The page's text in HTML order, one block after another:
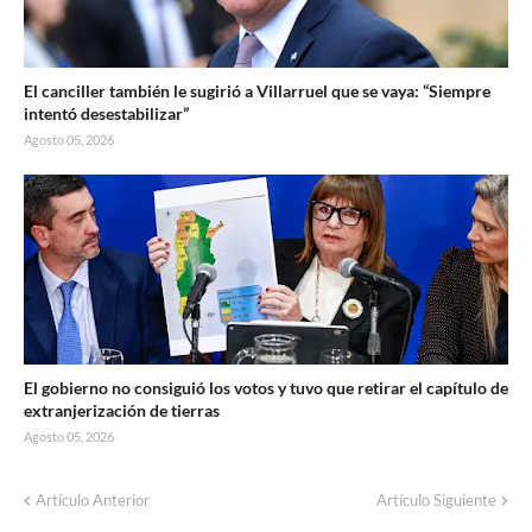
El canciller también le sugirió a Villarruel que se vaya: “Siempre
intentó desestabilizar”
Agosto 05, 2026
El gobierno no consiguió los votos y tuvo que retirar el capítulo de
extranjerización de tierras
Agosto 05, 2026
Artículo Anterior Artículo Siguiente